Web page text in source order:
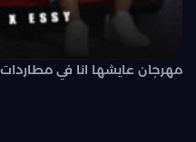
مهرجان عايشها انا في